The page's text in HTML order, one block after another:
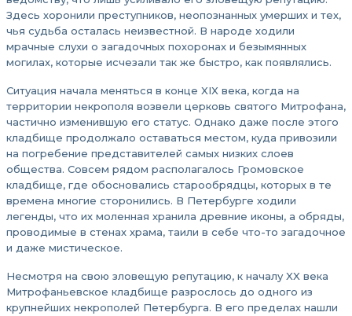
Здесь хоронили преступников, неопознанных умерших и тех,
чья судьба осталась неизвестной. В народе ходили
мрачные слухи о загадочных похоронах и безымянных
могилах, которые исчезали так же быстро, как появлялись.
Ситуация начала меняться в конце XIX века, когда на
территории некрополя возвели церковь святого Митрофана,
частично изменившую его статус. Однако даже после этого
кладбище продолжало оставаться местом, куда привозили
на погребение представителей самых низких слоев
общества. Совсем рядом располагалось Громовское
кладбище, где обосновались старообрядцы, которых в те
времена многие сторонились. В Петербурге ходили
легенды, что их моленная хранила древние иконы, а обряды,
проводимые в стенах храма, таили в себе что-то загадочное
и даже мистическое.
Несмотря на свою зловещую репутацию, к началу XX века
Митрофаньевское кладбище разрослось до одного из
крупнейших некрополей Петербурга. В его пределах нашли